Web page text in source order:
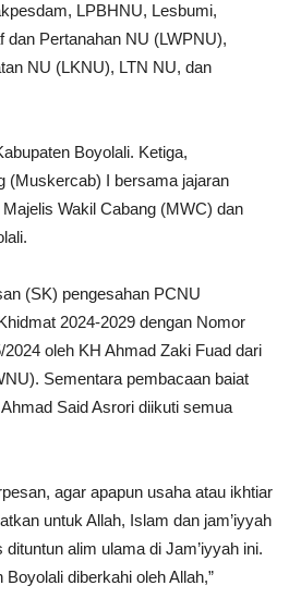
LPBHNU, Lesbumi,
dan Pertanahan NU (LWPNU),
NU (LKNU), LTN NU, dan
Boyolali. Ketiga,
(Muskercab) I bersama jajaran
Wakil Cabang (MWC) dan
(SK) pengesahan PCNU
2024-2029 dengan Nomor
oleh KH Ahmad Zaki Fuad dari
Sementara pembacaan baiat
Said Asrori diikuti semua
agar apapun usaha atau ikhtiar
untuk Allah, Islam dan jam’iyyah
alim ulama di Jam’iyyah ini.
diberkahi oleh Allah,”